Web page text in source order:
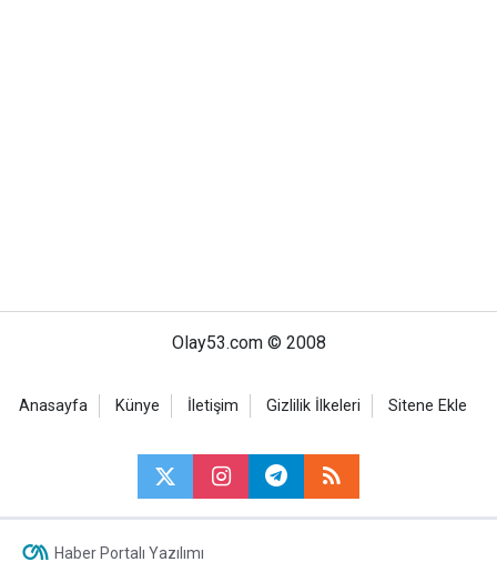
Olay53.com © 2008
Anasayfa Künye İletişim Gizlilik İlkeleri Sitene Ekle
Haber Portalı Yazılımı